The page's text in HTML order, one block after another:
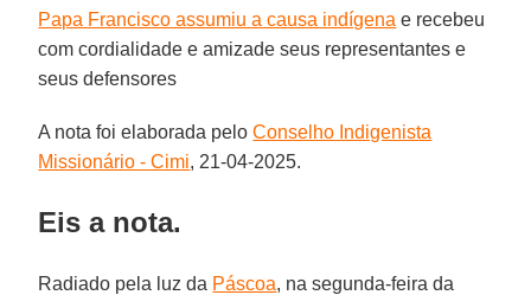
Papa Francisco assumiu a causa indígena e recebeu
com cordialidade e amizade seus representantes e
seus defensores
A nota foi elaborada peloConselho Indigenista
Missionário - Cimi, 21-04-2025.
Eis a nota.
Radiado pela luz da Páscoa, na segunda-feira da